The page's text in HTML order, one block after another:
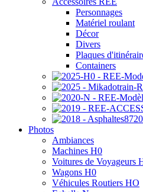
Personnages
Matériel roulant
Décor
Divers
Plaques
Containers
Photos
Ambiances
Machines H0
Voitures de Voyageurs
Wagons H0
Véhicules Routiers HO